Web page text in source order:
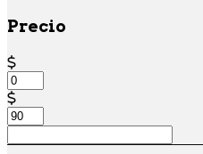
Precio